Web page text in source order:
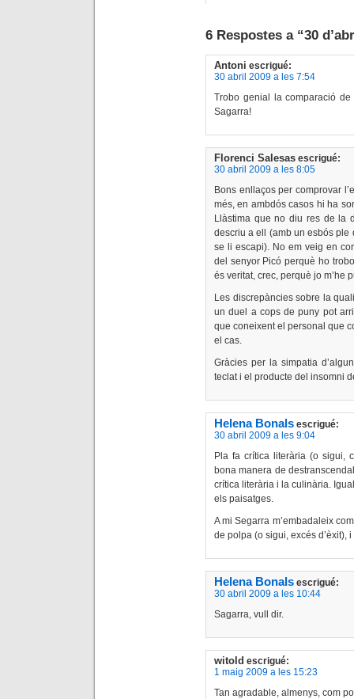
6 Respostes a “30
Antoni escrigué:
30 abril 2009 a les 7:54
Trobo genial la comparació
Sagarra!
Florenci Salesas escrigué:
30 abril 2009 a les 8:05
Bons enllaços per comprovar
més, en ambdós casos hi ha
Llàstima que no diu res de la
descriu a ell (amb un esbós ple
se li escapi). No em veig en
del senyor Picó perquè ho
és veritat, crec, perquè jo m’he
Les discrepàncies sobre la
un duel a cops de puny pot
que coneixent el personal que
el cas.
Gràcies per la simpatia
teclat i el producte del insomni
Helena Bonals escrigué:
30 abril 2009 a les 9:04
Pla fa crítica literària (o sigui,
bona manera de
crítica literària i la culinària.
els paisatges.
A mi Segarra m’embadaleix
de polpa (o sigui, excés d’èxit),
Helena Bonals escrigué:
30 abril 2009 a les 10:44
Sagarra, vull dir.
witold escrigué:
1 maig 2009 a les 15:23
Tan agradable, almenys, com